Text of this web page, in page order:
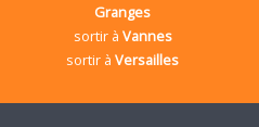
Granges
sortir à Vannes
sortir àVersailles